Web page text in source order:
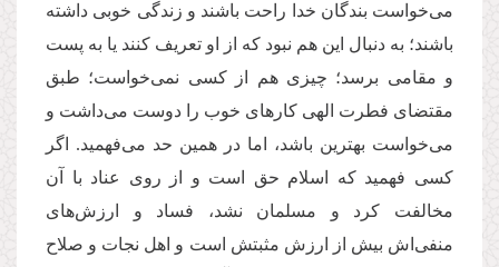
می‌خواست بندگان خدا راحت باشند و زندگی خوبی داشته
باشند؛ به دنبال این‌ هم نبود که از او تعریف کنند یا به پست
و مقامی برسد؛ چیزی هم از کسی نمی‌خواست؛ طبق
مقتضای فطرت الهی کارهای خوب را دوست می‌داشت و
می‌خواست بهترین باشد، اما در همین حد می‌فهمید. اگر
کسی فهمید که اسلام حق است و از روی عناد با آن
مخالفت کرد و مسلمان نشد، فساد و ارزش‌های
منفی‌اش بیش از ارزش مثبتش است و اهل نجات و صلاح